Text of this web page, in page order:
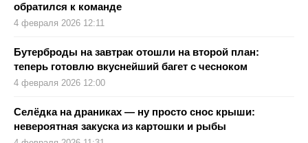
обратился к команде
4 февраля 2026 12:11
Бутерброды на завтрак отошли на второй план:
теперь готовлю вкуснейший багет с чесноком
4 февраля 2026 12:00
Селёдка на драниках — ну просто снос крыши:
невероятная закуска из картошки и рыбы